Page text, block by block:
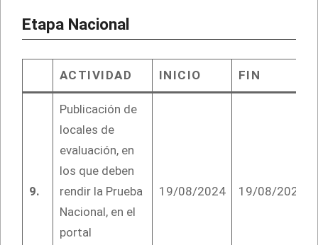
Etapa Nacional
ACTIVIDAD INICIO FIN
9.
Publicación de
locales de
evaluación, en
los que deben
rendir la Prueba
Nacional, en el
portal
19/08/2024 19/08/2024